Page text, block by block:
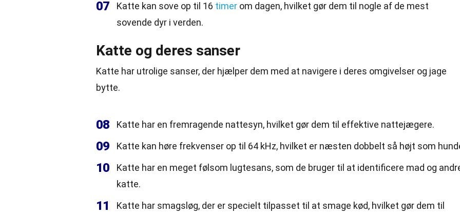
07 Katte kan sove op til 16 timer om dagen, hvilket gør dem til nogle af de mest
sovende dyr i verden.
Katte og deres sanser
Katte har utrolige sanser, der hjælper dem med at navigere i deres omgivelser og jage
bytte.
08 Katte har en fremragende nattesyn, hvilket gør dem til effektive nattejægere.
09 Katte kan høre frekvenser op til 64 kHz, hvilket er næsten dobbelt så højt som
10
Katte har en meget følsom lugtesans, som de bruger til at identificere mad og
katte.
11
Katte har smagsløg, der er specielt tilpasset til at smage kød, hvilket gør dem til